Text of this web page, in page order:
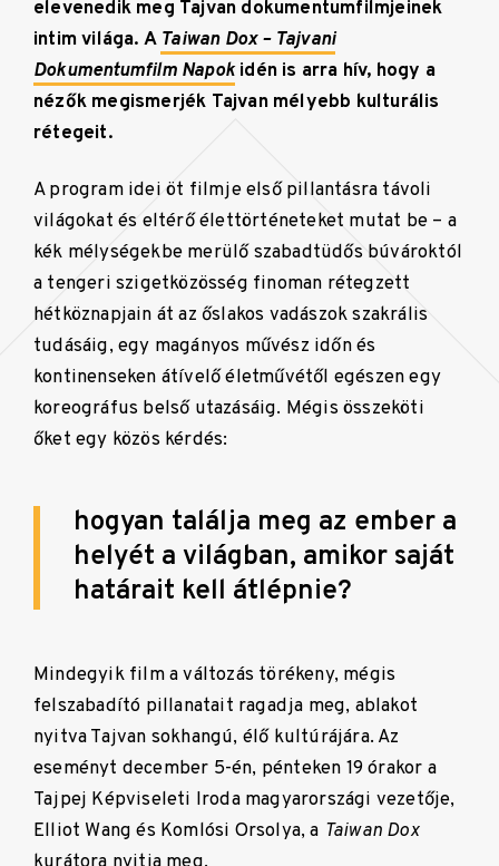
elevenedik meg Tajvan dokumentumfilmjeinek
intim világa. A Taiwan Dox – Tajvani
Dokumentumfilm Napokidén is arra hív, hogy a
nézők megismerjék Tajvan mélyebb kulturális
rétegeit.
A program idei öt filmje első pillantásra távoli
világokat és eltérő élettörténeteket mutat be – a
kék mélységekbe merülő szabadtüdős búvároktól
a tengeri szigetközösség finoman rétegzett
hétköznapjain át az őslakos vadászok szakrális
tudásáig, egy magányos művész időn és
kontinenseken átívelő életművétől egészen egy
koreográfus belső utazásáig. Mégis összeköti
őket egy közös kérdés:
hogyan találja meg az ember a
helyét a világban, amikor saját
határait kell átlépnie?
Mindegyik film a változás törékeny, mégis
felszabadító pillanatait ragadja meg, ablakot
nyitva Tajvan sokhangú, élő kultúrájára. Az
eseményt december 5-én, pénteken 19 órakor a
Tajpej Képviseleti Iroda magyarországi vezetője,
Elliot Wang és Komlósi Orsolya, a Taiwan Dox